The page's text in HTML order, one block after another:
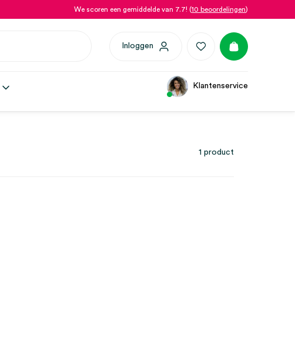
We scoren een gemiddelde van 7.7! (10 beoordelingen)
Inloggen
Klantenservice
1 product